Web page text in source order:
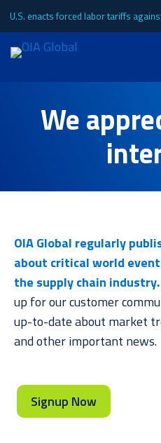
U.S. enacts forced labor tariffs
English
Português
We
OIA Global regularly
about critical world
the supply chain industry.
up for our customer
up-to-date about market
and other important news.
Signup Now
見積
OIAについて
サービス
産業
ニュース
実績